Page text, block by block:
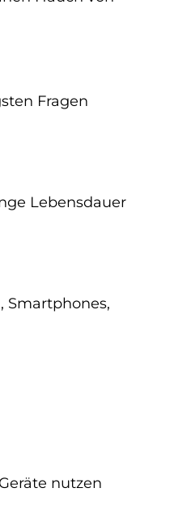
Fragen
Lebensdauer
Smartphones,
nutzen